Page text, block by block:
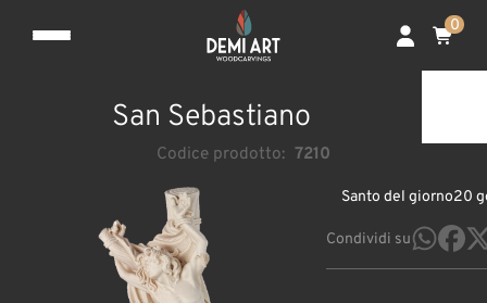
0
San Sebastiano
Codice prodotto: 7210
Santo del giorno20
Condividi su